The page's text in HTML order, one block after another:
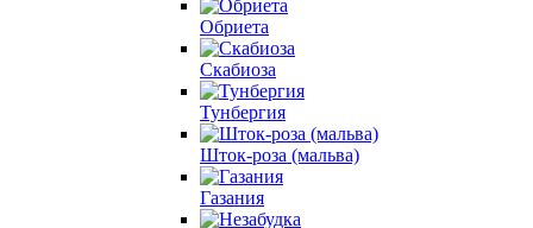
Обриета
Скабиоза
Тунбергия
Шток-роза (мальва)
Газания